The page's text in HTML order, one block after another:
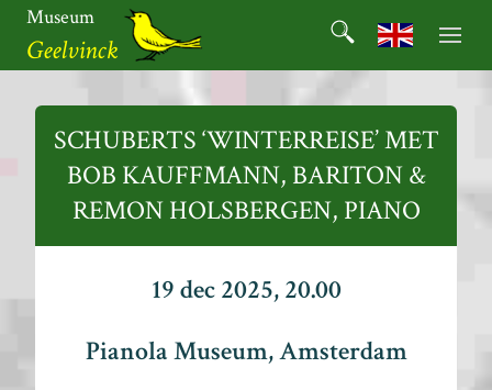
naar
de
Museum
Geelvinck
Geelvinck
Search
Search for:
SCHUBERTS ‘WINTERREISE’ MET
BOB KAUFFMANN, BARITON &
REMON HOLSBERGEN, PIANO
19 dec 2025, 20.00
Pianola Museum, Amsterdam